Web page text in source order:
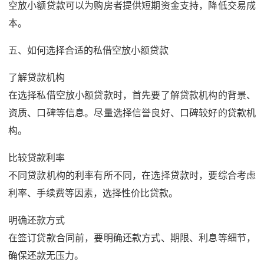
空放小额贷款可以为购房者提供短期资金支持，降低交易成
本。
五、如何选择合适的私借空放小额贷款
了解贷款机构
在选择私借空放小额贷款时，首先要了解贷款机构的背景、
资质、口碑等信息。尽量选择信誉良好、口碑较好的贷款机
构。
比较贷款利率
不同贷款机构的利率有所不同，在选择贷款时，要综合考虑
利率、手续费等因素，选择性价比贷款。
明确还款方式
在签订贷款合同前，要明确还款方式、期限、利息等细节，
确保还款无压力。